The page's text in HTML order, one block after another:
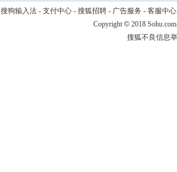
搜狗输入法- 支付中心- 搜狐招聘- 广告服务 - 客服中心
Copyright © 2018
搜狐不良信息